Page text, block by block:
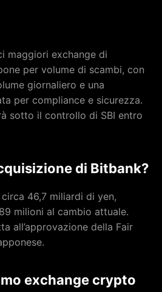
maggiori exchange di
per volume di scambi, con
giornaliero e una
per compliance e sicurezza.
sotto il controllo di SBI entro
di Bitbank?
46,7 miliardi di yen,
milioni al cambio attuale.
all’approvazione della Fair
exchange crypto